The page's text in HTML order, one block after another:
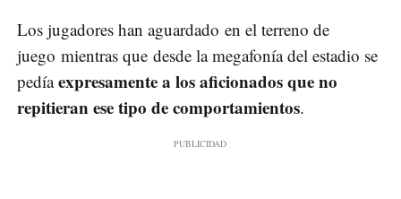
Los jugadores han aguardado en el terreno de
juego mientras que desde la megafonía del estadio se
pedíaexpresamente a los aficionados que no
repitieran ese tipo de comportamientos.